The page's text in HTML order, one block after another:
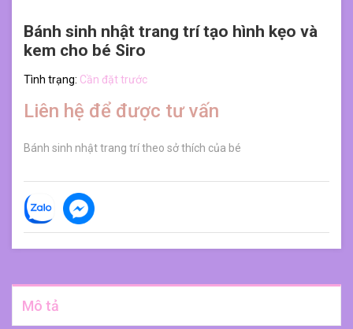
Bánh sinh nhật trang trí tạo hình kẹo và
kem cho bé Siro
Tình trạng: Cần đặt trước
Liên hệ để được tư vấn
Bánh sinh nhật trang trí theo sở thích của bé
Mô tả